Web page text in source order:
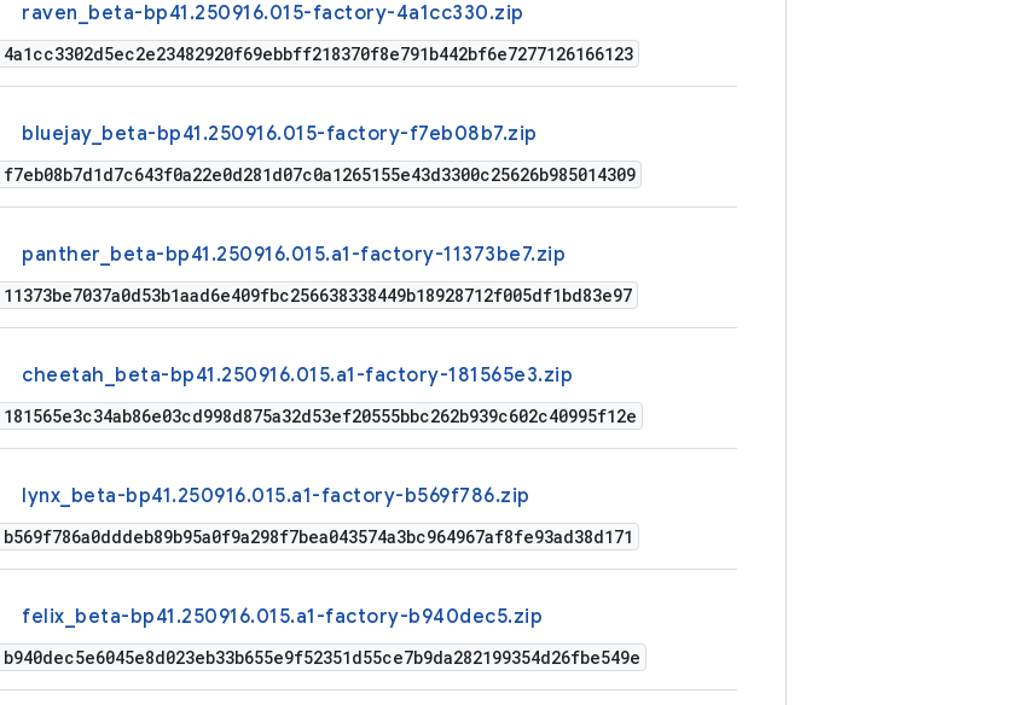
raven_beta-bp41.250916.015-factory-4a1cc330.zip
4a1cc3302d5ec2e23482920f69ebbff218370f8e791b442bf6e7277126166123
bluejay_beta-bp41.250916.015-factory-f7eb08b7.zip
f7eb08b7d1d7c643f0a22e0d281d07c0a1265155e43d3300c25626b985014309
panther_beta-bp41.250916.015.a1-factory-11373be7.zip
11373be7037a0d53b1aad6e409fbc256638338449b18928712f005df1bd83e97
cheetah_beta-bp41.250916.015.a1-factory-181565e3.zip
181565e3c34ab86e03cd998d875a32d53ef20555bbc262b939c602c40995f12e
lynx_beta-bp41.250916.015.a1-factory-b569f786.zip
b569f786a0dddeb89b95a0f9a298f7bea043574a3bc964967af8fe93ad38d171
felix_beta-bp41.250916.015.a1-factory-b940dec5.zip
b940dec5e6045e8d023eb33b655e9f52351d55ce7b9da282199354d26fbe549e